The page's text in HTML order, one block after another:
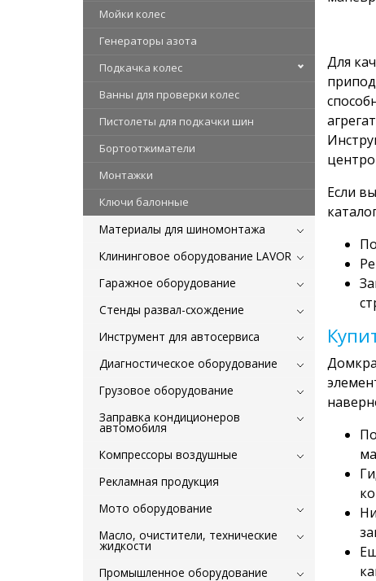
Мойки колес
Генераторы азота
Подкачка колес
Ванны для проверки колес
Пистолеты для подкачки шин
Бортоотжиматели
Монтажки
Ключи балонные
Материалы для шиномонтажа
Клининговое оборудование LAVOR
Гаражное оборудование
Стенды развал-схождение
Инструмент для автосервиса
Диагностическое оборудование
Грузовое оборудование
Заправка кондиционеров
автомобиля
Компрессоры воздушные
Рекламная продукция
Мото оборудование
Масло, очистители, технические
жидкости
Промышленное оборудование
Для
Если